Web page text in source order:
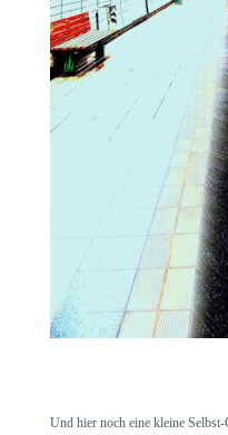
Und hier noch eine kleine